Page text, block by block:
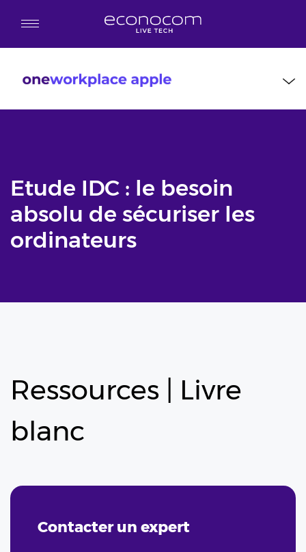
Etude IDC : le besoin
absolu de sécuriser les
ordinateurs
Ressources | Livre
blanc
Contacter un expert